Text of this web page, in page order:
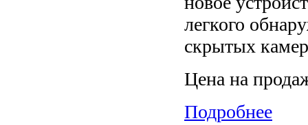
легкого
скрытых
Цена на
Подробнее